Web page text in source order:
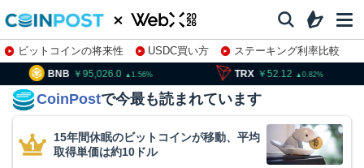
ビットコインの将来性 USDC買い方
ステーキング利率比較
株特集・関連銘柄
95,026.0 1.56 0.82
CoinPostで今最も読まれています
15年間休眠のビットコインが移動、平均
取得単価は約10ドル